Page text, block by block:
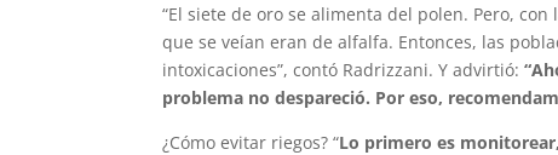
“El siete de oro se alimenta del polen. Pero,
que se veían eran de alfalfa. Entonces, las
intoxicaciones”, contó Radrizzani. Y advirtió:
problema no despareció. Por eso,
¿Cómo evitar riegos? “Lo primero es